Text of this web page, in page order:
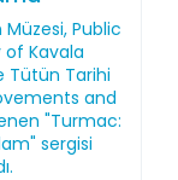
Public
Kavala
Tütün Tarihi
and
"Turmac:
sergisi